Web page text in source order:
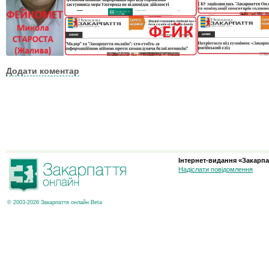
Додати коментар
© 2003-2026 Закарпаття онлайн Beta
Інтернет-видання
Надіслати повідомлення